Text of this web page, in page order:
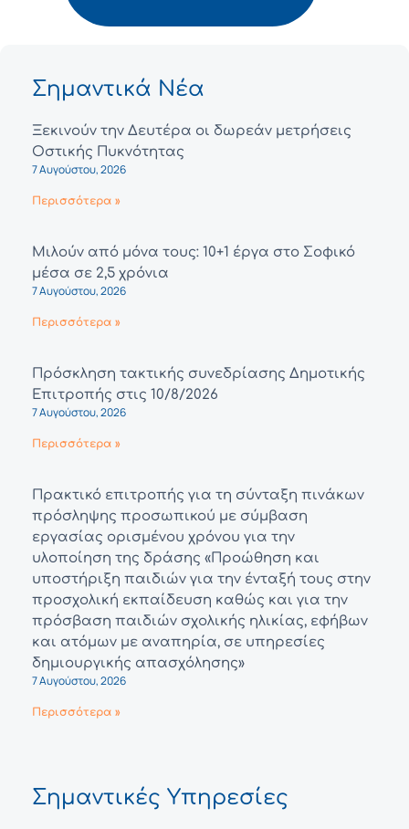
Σημαντικά Νέα
Ξεκινούν την Δευτέρα οι δωρεάν μετρήσεις
Οστικής Πυκνότητας
7 Αυγούστου, 2026
Περισσότερα »
Μιλούν από μόνα τους: 10+1 έργα στο Σοφικό
μέσα σε 2,5 χρόνια
7 Αυγούστου, 2026
Περισσότερα »
Πρόσκληση τακτικής συνεδρίασης Δημοτικής
Επιτροπής στις 10/8/2026
7 Αυγούστου, 2026
Περισσότερα »
Πρακτικό επιτροπής για τη σύνταξη πινάκων
πρόσληψης προσωπικού με σύμβαση
εργασίας ορισμένου χρόνου για την
υλοποίηση της δράσης «Προώθηση και
υποστήριξη παιδιών για την ένταξή τους στην
προσχολική εκπαίδευση καθώς και για την
πρόσβαση παιδιών σχολικής ηλικίας, εφήβων
και ατόμων με αναπηρία, σε υπηρεσίες
δημιουργικής απασχόλησης»
7 Αυγούστου, 2026
Περισσότερα »
Σημαντικές Υπηρεσίες